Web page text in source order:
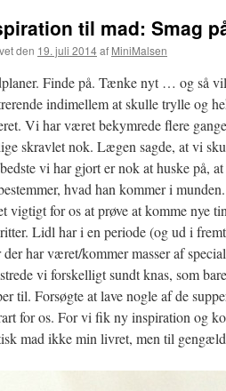
til mad: Smag
den 19. juli 2014af MiniMalsen
Finde på. Tænke nyt … og så
indimellem at skulle trylle og
Vi har været bekymrede flere
skravlet nok. Lægen sagde, at vi
vi har gjort er nok at huske på,
hvad han kommer i
vigtigt for os at prøve at komme nye
Lidl har i en periode (og ud i
der har været/kommer masser af
vi forskelligt sundt knas, som
til. Forsøgte at lave nogle af de
for os. For vi fik ny inspiration og
mad ikke min livret, men til